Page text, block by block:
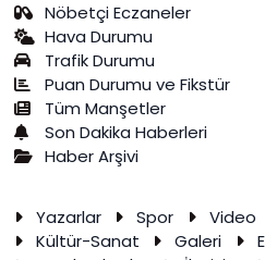
Nöbetçi Eczaneler
Hava Durumu
Trafik Durumu
Puan Durumu ve Fikstür
Tüm Manşetler
Son Dakika Haberleri
Haber Arşivi
Yazarlar Spor Video
Kültür-Sanat
Galeri